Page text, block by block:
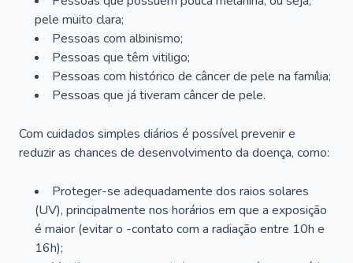
pele muito clara;
Pessoas com albinismo;
Pessoas que têm vitiligo;
Pessoas com histórico de câncer de pele na família;
Pessoas que já tiveram câncer de pele.
Com cuidados simples diários é possível prevenir e
reduzir as chances de desenvolvimento da doença, como:
Proteger-se adequadamente dos raios solares
(UV), principalmente nos horários em que a exposição
é maior (evitar o -contato com a radiação entre 10h e
16h);